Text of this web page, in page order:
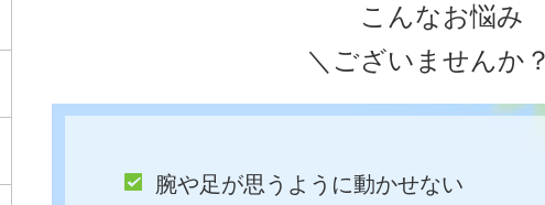
こんなお悩み
＼ございませんか
腕や足が思うように動かせない